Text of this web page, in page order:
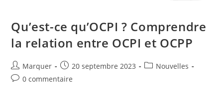
Qu’est-ce qu’OCPI ? Comprendre
la relation entre OCPI et OCPP
Marquer 20 septembre 2023
Nouvelles
0 commentaire